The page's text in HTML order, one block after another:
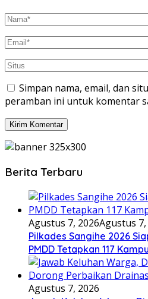
Simpan nama, email, dan
peramban ini untuk komentar
Berita Terbaru
Agustus 7, 2026Agustus 7,
Pilkades Sangihe 2026
PMDD Tetapkan 117
Agustus 7, 2026